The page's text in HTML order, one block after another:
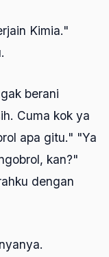
Kimia."
berani
Cuma kok ya
apa gitu." "Ya
kan?"
dengan